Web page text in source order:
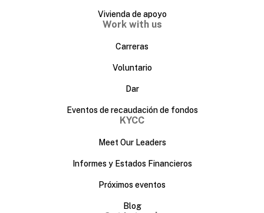
Vivienda de apoyo
Work with us
Carreras
Voluntario
Dar
Eventos de recaudación de fondos
KYCC
Meet Our Leaders
Informes y Estados Financieros
Próximos eventos
Blog